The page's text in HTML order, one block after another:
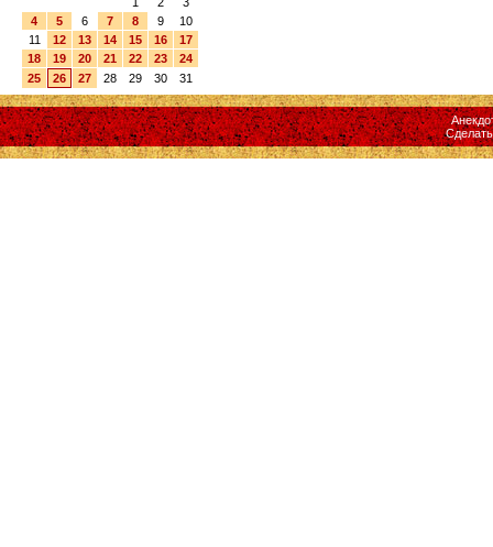
4
5 6 7 8 9
10
11
12 13 14 15 16
17
18
19 20 21 22 23
24
25
26 27 28 29 30 31